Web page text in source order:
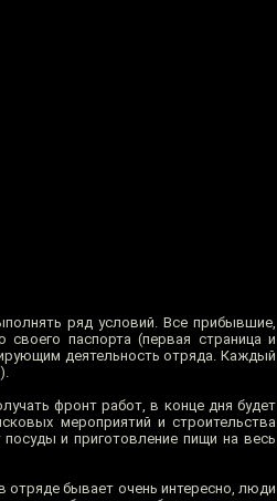
ряд условий. Все прибывшие,
паспорта (первая страница и
деятельность отряда. Каждый
фронт работ, в конце дня будет
мероприятий и строительства
и приготовление пищи на весь
бывает очень интересно, люди